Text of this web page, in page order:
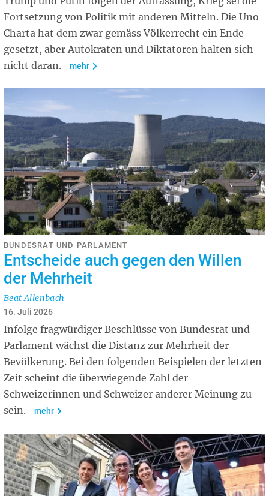
Fortsetzung von Politik mit anderen Mitteln. Die Uno-
Charta hat dem zwar gemäss Völkerrecht ein Ende
gesetzt, aber Autokraten und Diktatoren halten sich
nicht daran.
mehr
BUNDESRAT UND PARLAMENT
Entscheide auch gegen den Willen
der Mehrheit
Beat Allenbach
16. Juli 2026
Infolge fragwürdiger Beschlüsse von Bundesrat und
Parlament wächst die Distanz zur Mehrheit der
Bevölkerung. Bei den folgenden Beispielen der letzten
Zeit scheint die überwiegende Zahl der
Schweizerinnen und Schweizer anderer Meinung zu
sein.
mehr